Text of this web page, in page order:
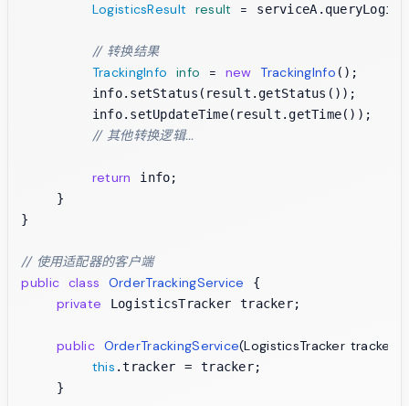
LogisticsResult
result =
// 转换结果
TrackingInfo
info = new TrackingInfo ();
        info.setStatus(result.getStatus());
        info.setUpdateTime(result.getTime());
// 其他转换逻辑...
return
info;
    }
}
// 使用适配器的客户端
public class OrderTrackingService {
private LogisticsTracker tracker;
public OrderTrackingService(LogisticsTracker tracker)
this .tracker = tracker;
    }